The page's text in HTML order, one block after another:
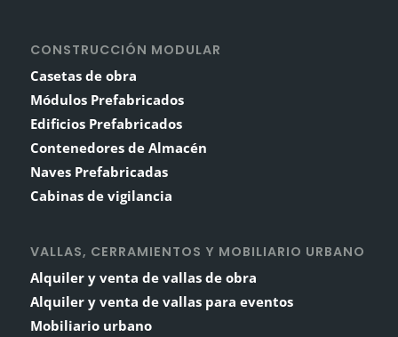
CONSTRUCCIÓN MODULAR
Casetas de obra
Módulos Prefabricados
Edificios Prefabricados
Contenedores de Almacén
Naves Prefabricadas
Cabinas de vigilancia
VALLAS, CERRAMIENTOS Y MOBILIARIO URBANO
Alquiler y venta de vallas de obra
Alquiler y venta de vallas para eventos
Mobiliario urbano